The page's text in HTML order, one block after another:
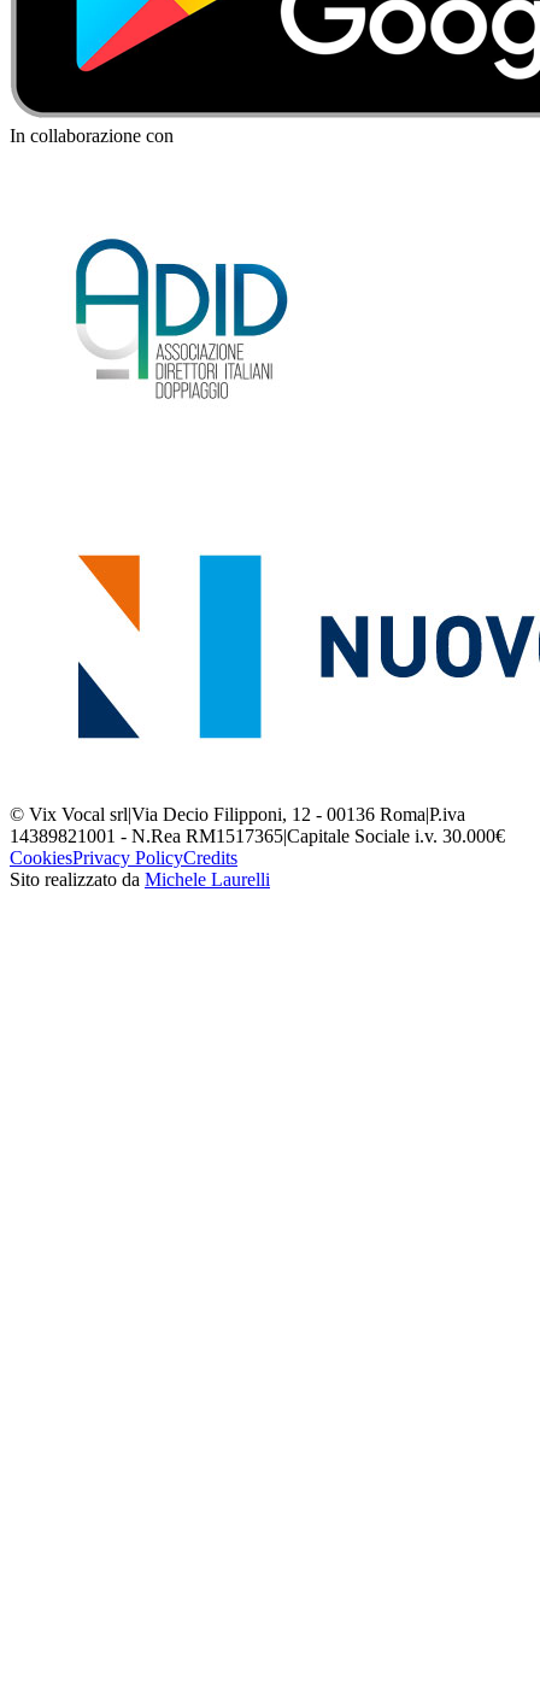
In collaborazione con
© Vix Vocal srl|Via Decio Filipponi, 12 - 00136 Roma|P.iva
14389821001 - N.Rea RM1517365|Capitale Sociale i.v. 30.000€
CookiesPrivacy PolicyCredits
Sito realizzato da Michele Laurelli